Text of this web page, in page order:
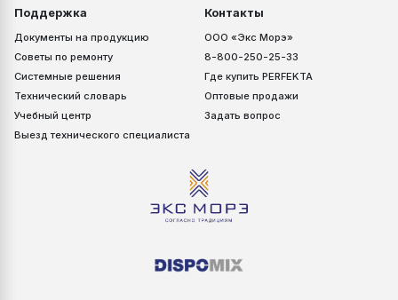
Поддержка
Документы на продукцию
Советы по ремонту
Системные решения
Технический словарь
Учебный центр
Выезд технического специалиста
Контакты
ООО «Экс Морэ»
8-800-250-25-33
Где купить PERFEKTA
Оптовые продажи
Задать вопрос